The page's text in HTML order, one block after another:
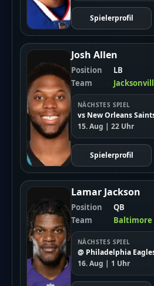
Spielerprofil
Josh Allen
Position
LB
Team
NÄCHSTES SPIEL
vs New Orleans
15. Aug | 22 Uhr
Spielerprofil
Lamar Jackson
Position
QB
Team
Baltimore
NÄCHSTES SPIEL
@ Philadelphia
16. Aug | 1 Uhr